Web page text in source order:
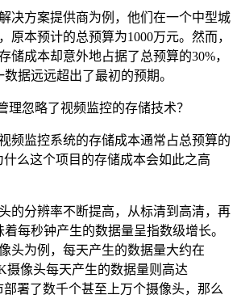
决方案提供商为例，他们在一个中型城
原本预计的总预算为1000万元。然而，
储成本却意外地占据了总预算的30%，
据远远超出了最初的预期。
频监控系统的存储成本通常占总预算的
什么这个项目的存储成本会如此之高
的分辨率不断提高，从标清到高清，再
每秒钟产生的数据量呈指数级增长。
头为例，每天产生的数据量大约在
摄像头每天产生的数据量则高达
署了数千个甚至上万个摄像头，那么